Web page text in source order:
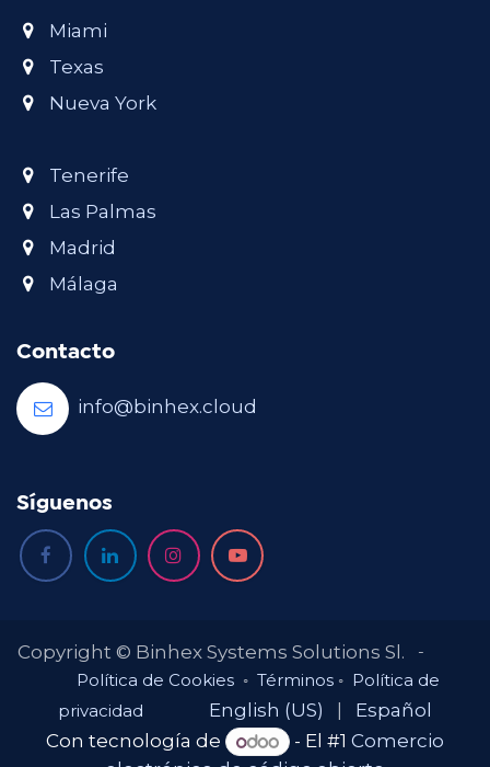
Miami
Texas
Nueva York
Tenerife
Las Palmas
Madrid
Málaga
Contacto
info@binhex.cloud
Síguenos
Copyright © Binhex Systems Solutions Sl.
-
Política de Cookies ◦ Términos ◦ Política de
privacidad
English (US)
Español
Con tecnología de
- El #1 Comercio